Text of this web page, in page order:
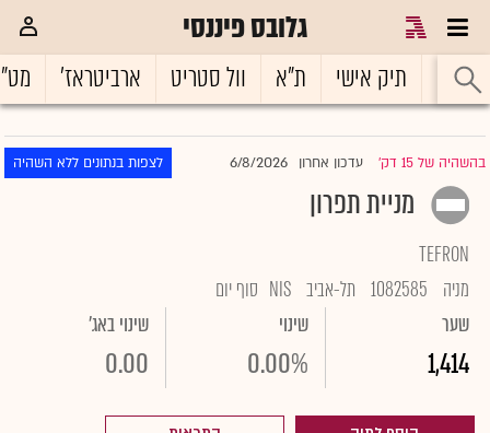
גלובס פיננסי
ראשי תיק אישי ת"א וול סטריט ארביטראז'
בהשהיה של 15 דק' |עדכון אחרון 6/8/2026 לצפות בנתונים ללא השהיה
מניית תפרון
TEFRON
מניה
1082585 תל-אביב NIS סוף יום
שער
1,414
שינוי
0.00%
שינוי באג'
0.00